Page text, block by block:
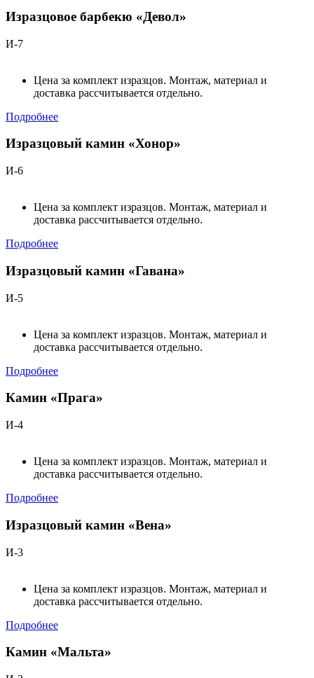
Изразцовое барбекю «Девол»
И-7
Цена за комплект изразцов. Монтаж, материал и
доставка рассчитывается отдельно.
Подробнее
Изразцовый камин «Хонор»
И-6
Цена за комплект изразцов. Монтаж, материал и
доставка рассчитывается отдельно.
Подробнее
Изразцовый камин «Гавана»
И-5
Цена за комплект изразцов. Монтаж, материал и
доставка рассчитывается отдельно.
Подробнее
Камин «Прага»
И-4
Цена за комплект изразцов. Монтаж, материал и
доставка рассчитывается отдельно.
Подробнее
Изразцовый камин «Вена»
И-3
Цена за комплект изразцов. Монтаж, материал и
доставка рассчитывается отдельно.
Подробнее
Камин «Мальта»